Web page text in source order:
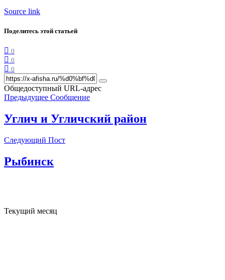
Source link
Поделитесь этой статьей
0
0
0
Общедоступный URL-адрес
Предыдущее Сообщение
Углич и Угличский район
Следующий Пост
Рыбинск
Текущий месяц